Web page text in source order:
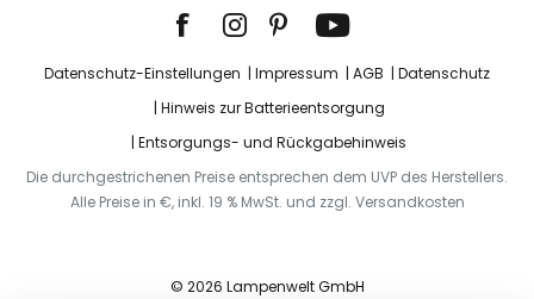
Datenschutz-Einstellungen Impressum AGB
Datenschutz
Hinweis zur Batterieentsorgung
Entsorgungs- und Rückgabehinweis
Die durchgestrichenen Preise entsprechen dem UVP des Herstellers.
Alle Preise in €, inkl. 19 % MwSt. und zzgl. Versandkosten
© 2026 Lampenwelt GmbH